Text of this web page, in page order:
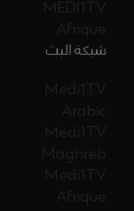
MEDI1TV
Afrique
شبكة البث
Medi1TV
Arabic
Medi1TV
Maghreb
Medi1TV
Afrique